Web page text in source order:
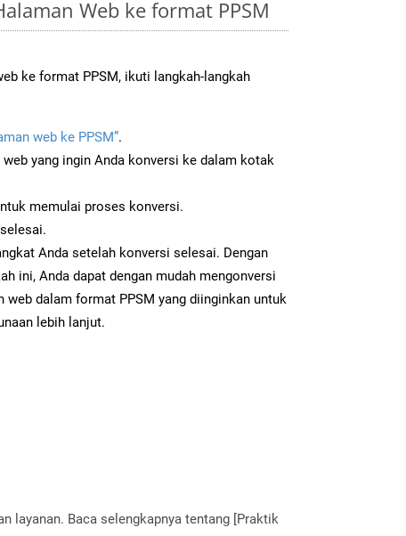
Web ke format PPSM
ke format PPSM, ikuti langkah-langkah
web ke PPSM”.
yang ingin Anda konversi ke dalam kotak
memulai proses konversi.
Anda setelah konversi selesai. Dengan
ini, Anda dapat dengan mudah mengonversi
web dalam format PPSM yang diinginkan untuk
lebih lanjut.
layanan. Baca selengkapnya tentang [Praktik